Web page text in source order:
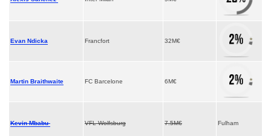
Evan Ndicka Francfort 32M€
Martin Braithwaite FC Barcelone 6M€
Kevin Mbabu VFL Wolfsburg 7.5M€ Fulham